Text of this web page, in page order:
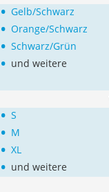
• Gelb/Schwarz
• Orange/Schwarz
• Schwarz/Grün
• und weitere
• S
• M
• XL
• und weitere